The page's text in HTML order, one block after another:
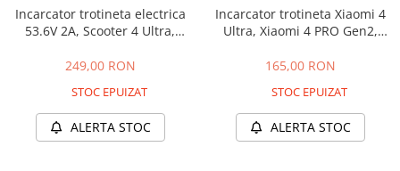
Incarcator trotineta electrica
53.6V 2A, Scooter 4 Ultra,
PRO
249,00 RON
STOC EPUIZAT
ALERTA STOC
Incarcator trotineta Xiaomi 4
Ultra, Xiaomi 4 PRO Gen2,
165,00 RON
STOC EPUIZAT
ALERTA STOC